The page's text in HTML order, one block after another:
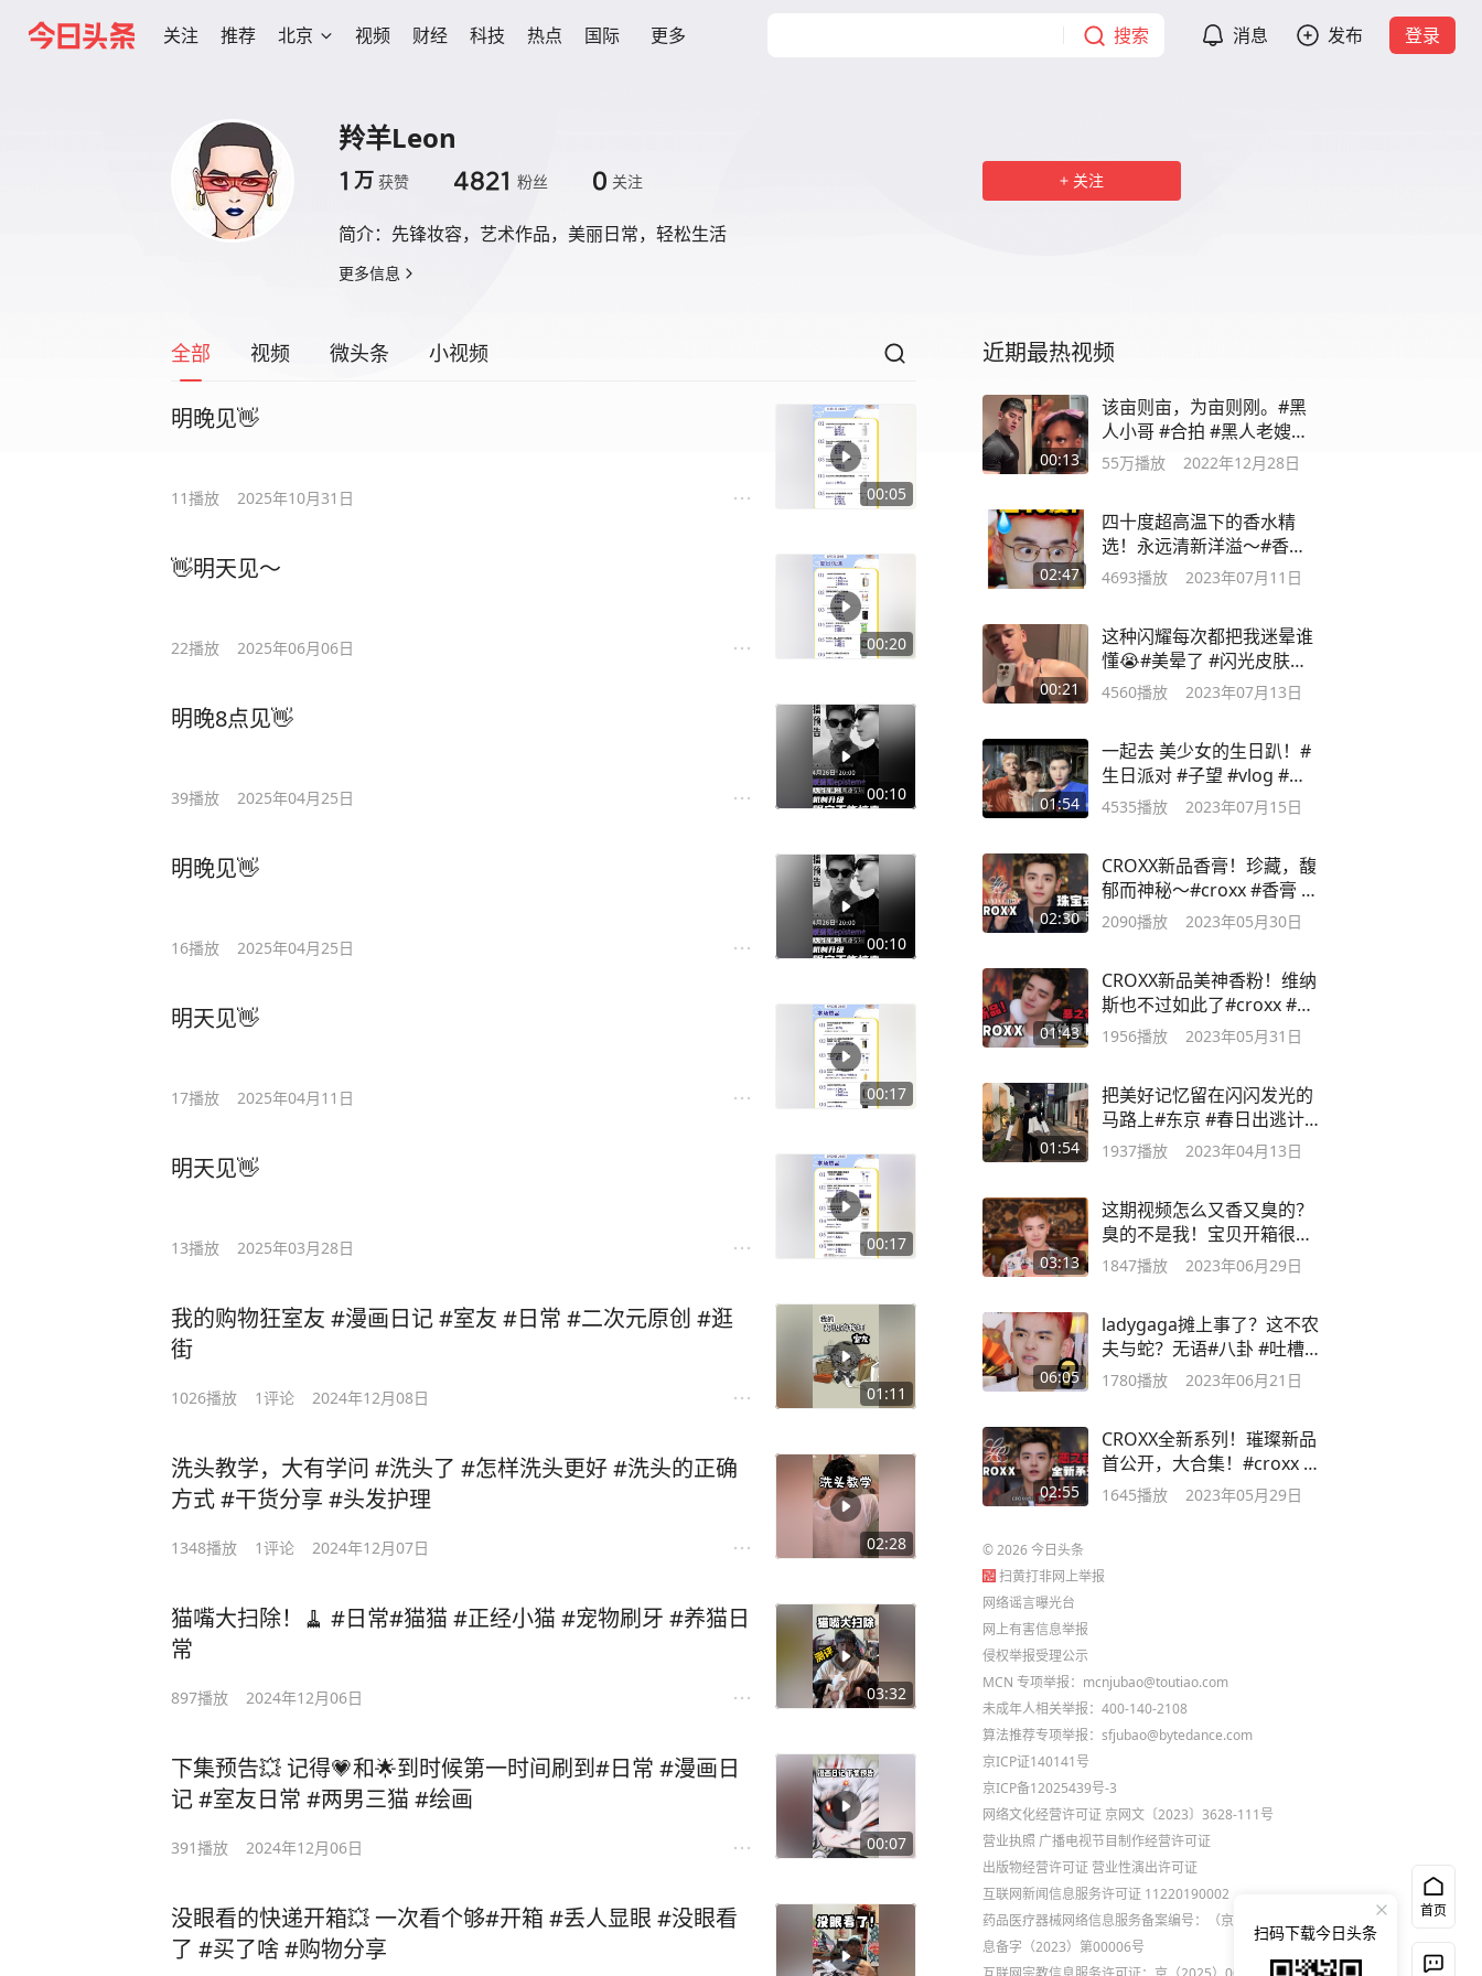
关注 推荐 北京 视频 财经 科技 热点 国际 更多 搜索 消息 发布 登录
羚羊Leon
1 万 获赞 4821 粉丝 0 关注
简介： 先锋妆容，艺术作品，美丽日常，轻松生活
更多信息
关注
全部 视频 微头条 小视频
00:05
明晚见👋
11播放 2025年10月31日
00:20
👋明天见～
22播放 2025年06月06日
00:10
明晚8点见👋
39播放 2025年04月25日
00:10
明晚见👋
16播放 2025年04月25日
00:17
明天见👋
17播放 2025年04月11日
00:17
明天见👋
13播放 2025年03月28日
01:11
我的购物狂室友 #漫画日记 #室友 #日常 #二次元原创 #逛
街
1026播放 1评论 2024年12月08日
02:28
洗头教学，大有学问 #洗头了 #怎样洗头更好 #洗头的正确
方式 #干货分享 #头发护理
1348播放 1评论 2024年12月07日
03:32
猫嘴大扫除！🧹 #日常#猫猫 #正经小猫 #宠物刷牙 #养猫日
常
897播放 2024年12月06日
00:07
下集预告💥 记得💗和🌟到时候第一时间刷到#日常 #漫画日
记 #室友日常 #两男三猫 #绘画
391播放 2024年12月06日
没眼看的快递开箱💥 一次看个够#开箱 #丢人显眼 #没眼看
了 #买了啥 #购物分享
近期最热视频
00:13
该亩则亩，为亩则刚。#黑
人小哥 #合拍 #黑人老嫂子
#别装了
55万播放 2022年12月28日
02:47
四十度超高温下的香水精
选！永远清新洋溢～#香水
分享
4693播放 2023年07月11日
00:21
这种闪耀每次都把我迷晕谁
懂😭#美晕了 #闪光皮肤
#croxx
4560播放 2023年07月13日
01:54
一起去 美少女的生日趴！#
生日派对 #子望 #vlog #分
享生活
4535播放 2023年07月15日
02:30
CROXX新品香膏！珍藏，馥
郁而神秘～#croxx #香膏 #
新品
2090播放 2023年05月30日
01:43
CROXX新品美神香粉！维纳
斯也不过如此了#croxx #身
体香粉
1956播放 2023年05月31日
01:54
把美好记忆留在闪闪发光的
马路上#东京 #春日出逃计
划 #京都
1937播放 2023年04月13日
03:13
这期视频怎么又香又臭的？
臭的不是我！宝贝开箱很喜
欢！#开箱
1847播放 2023年06月29日
06:05
ladygaga摊上事了？这不农
夫与蛇？无语#八卦 #吐槽
#ladygaga
1780播放 2023年06月21日
02:55
CROXX全新系列！璀璨新品
首公开，大合集！#croxx #
新品
1645播放 2023年05月29日
©2026今日头条
扫黄打非网上举报
网络谣言曝光台
网上有害信息举报
侵权举报受理公示
MCN 专项举报：mcnjubao@toutiao.com
未成年人相关举报：400-140-2108
算法推荐专项举报：sfjubao@bytedance.com
京ICP证140141号
京ICP备12025439号-3
网络文化经营许可证 京网文〔2023〕3628-111号
营业执照 广播电视节目制作经营许可证
出版物经营许可证 营业性演出许可证
互联网新闻信息服务许可证 11220190002
药品医疗器械网络信息服务备案编号：（京）网药械信
息备字（2023）第00006号
首页
扫码下载今日头条